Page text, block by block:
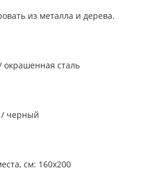
из металла и дерева.
окрашенная сталь
черный
см: 160x200